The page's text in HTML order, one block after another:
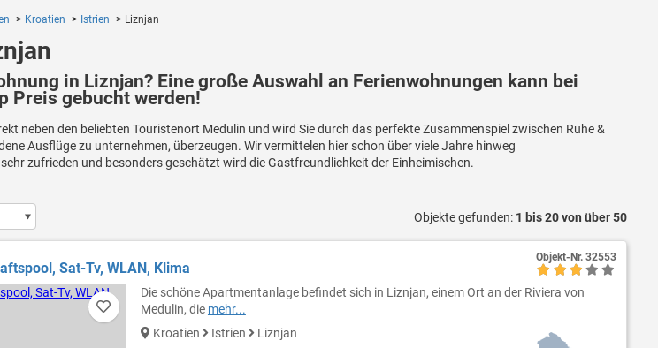
Kroatien Istrien Liznjan
in Liznjan? Eine große Auswahl an Ferienwohnungen kann bei
Preis gebucht werden!
neben den beliebten Touristenort Medulin und wird Sie durch das perfekte Zusammenspiel zwischen Ruhe &
Ausflüge zu unternehmen, überzeugen. Wir vermittelen hier schon über viele Jahre hinweg
zufrieden und besonders geschätzt wird die Gastfreundlichkeit der Einheimischen.
Objekte gefunden: 1 bis 20 von über 50
Sat-Tv, WLAN, Klima
Die schöne Apartmentanlage befindet sich in Liznjan, einem Ort an der Riviera von
Medulin, die mehr...
Kroatien
Istrien Liznjan
Objekt-Nr. 32553